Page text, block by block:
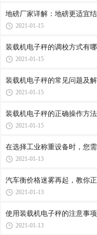
地磅厂家详解：地磅更适宜
2021-01-15
装载机电子秤的调校方式有
2021-01-15
装载机电子秤的常见问题及
2021-01-15
装载机电子秤的正确操作方法
2021-01-15
在选择工业称重设备时，您
2021-01-13
汽车衡价格迷雾再起，教你
2021-01-13
使用装载机电子秤的注意事
2021-01-13